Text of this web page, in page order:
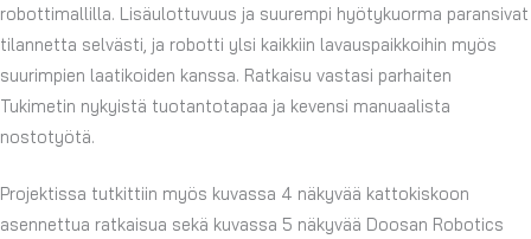
robottimallilla. Lisäulottuvuus ja suurempi hyötykuorma paransivat
tilannetta selvästi, ja robotti ylsi kaikkiin lavauspaikkoihin myös
suurimpien laatikoiden kanssa. Ratkaisu vastasi parhaiten
Tukimetin nykyistä tuotantotapaa ja kevensi manuaalista
nostotyötä.
Projektissa tutkittiin myös kuvassa 4 näkyvää kattokiskoon
asennettua ratkaisua sekä kuvassa 5 näkyvää Doosan Robotics